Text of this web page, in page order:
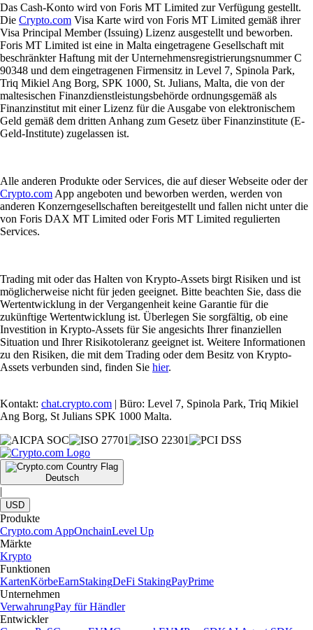
Das Cash-Konto wird von Foris MT Limited zur Verfügung gestellt.
Die Crypto.com Visa Karte wird von Foris MT Limited gemäß ihrer
Visa Principal Member (Issuing) Lizenz ausgestellt und beworben.
Foris MT Limited ist eine in Malta eingetragene Gesellschaft mit
beschränkter Haftung mit der Unternehmensregistrierungsnummer C
90348 und dem eingetragenen Firmensitz in Level 7, Spinola Park,
Triq Mikiel Ang Borg, SPK 1000, St. Julians, Malta, die von der
maltesischen Finanzdienstleistungsbehörde ordnungsgemäß als
Finanzinstitut mit einer Lizenz für die Ausgabe von elektronischem
Geld gemäß dem dritten Anhang zum Gesetz über Finanzinstitute (E-
Geld-Institute) zugelassen ist.
Alle anderen Produkte oder Services, die auf dieser Webseite oder der
Crypto.com App angeboten und beworben werden, werden von
anderen Konzerngesellschaften bereitgestellt und fallen nicht unter die
von Foris DAX MT Limited oder Foris MT Limited regulierten
Services.
Trading mit oder das Halten von Krypto-Assets birgt Risiken und ist
möglicherweise nicht für jeden geeignet. Bitte beachten Sie, dass die
Wertentwicklung in der Vergangenheit keine Garantie für die
zukünftige Wertentwicklung ist. Überlegen Sie sorgfältig, ob eine
Investition in Krypto-Assets für Sie angesichts Ihrer finanziellen
Situation und Ihrer Risikotoleranz geeignet ist. Weitere Informationen
zu den Risiken, die mit dem Trading oder dem Besitz von Krypto-
Assets verbunden sind, finden Sie hier.
Kontakt: chat.crypto.com | Büro: Level 7, Spinola Park, Triq Mikiel
Ang Borg, St Julians SPK 1000 Malta.
Deutsch
|
USD
Produkte
Crypto.com AppOnchainLevel Up
Märkte
Krypto
Funktionen
KartenKörbeEarnStakingDeFi StakingPayPrime
Unternehmen
VerwahrungPay für Händler
Entwickler